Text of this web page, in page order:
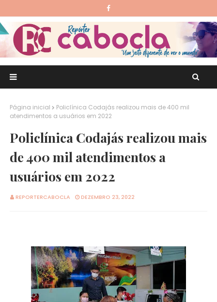
Página inicial
Policlínica Codajás realizou mais de 400 mil
atendimentos a usuários em 2022
Policlínica Codajás realizou mais
de 400 mil atendimentos a
usuários em 2022
REPORTERCABOCLA DEZEMBRO 23, 2022